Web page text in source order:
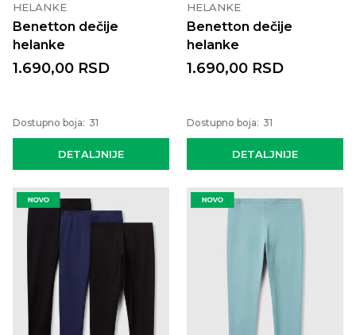
HELANKE
Benetton dečije
helanke
DETALJNIJE
1.690,00 RSD
Dostupno boja: 31
HELANKE
Benetton dečije
helanke
DETALJNIJE
1.690,00 RSD
Dostupno boja: 31